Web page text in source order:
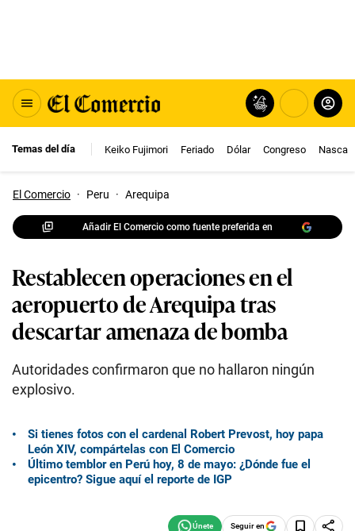
Temas del día Keiko Fujimori Feriado Dólar Congreso Nasca
El Comercio · Peru · Arequipa
Añadir El Comercio como fuente preferida en
Restablecen operaciones en el
aeropuerto de Arequipa tras
descartar amenaza de bomba
Autoridades confirmaron que no hallaron ningún
explosivo.
Si tienes fotos con el cardenal Robert Prevost, hoy papa
León XIV, compártelas con El Comercio
Último temblor en Perú hoy, 8 de mayo: ¿Dónde fue el
epicentro? Sigue aquí el reporte de IGP
Seguir en